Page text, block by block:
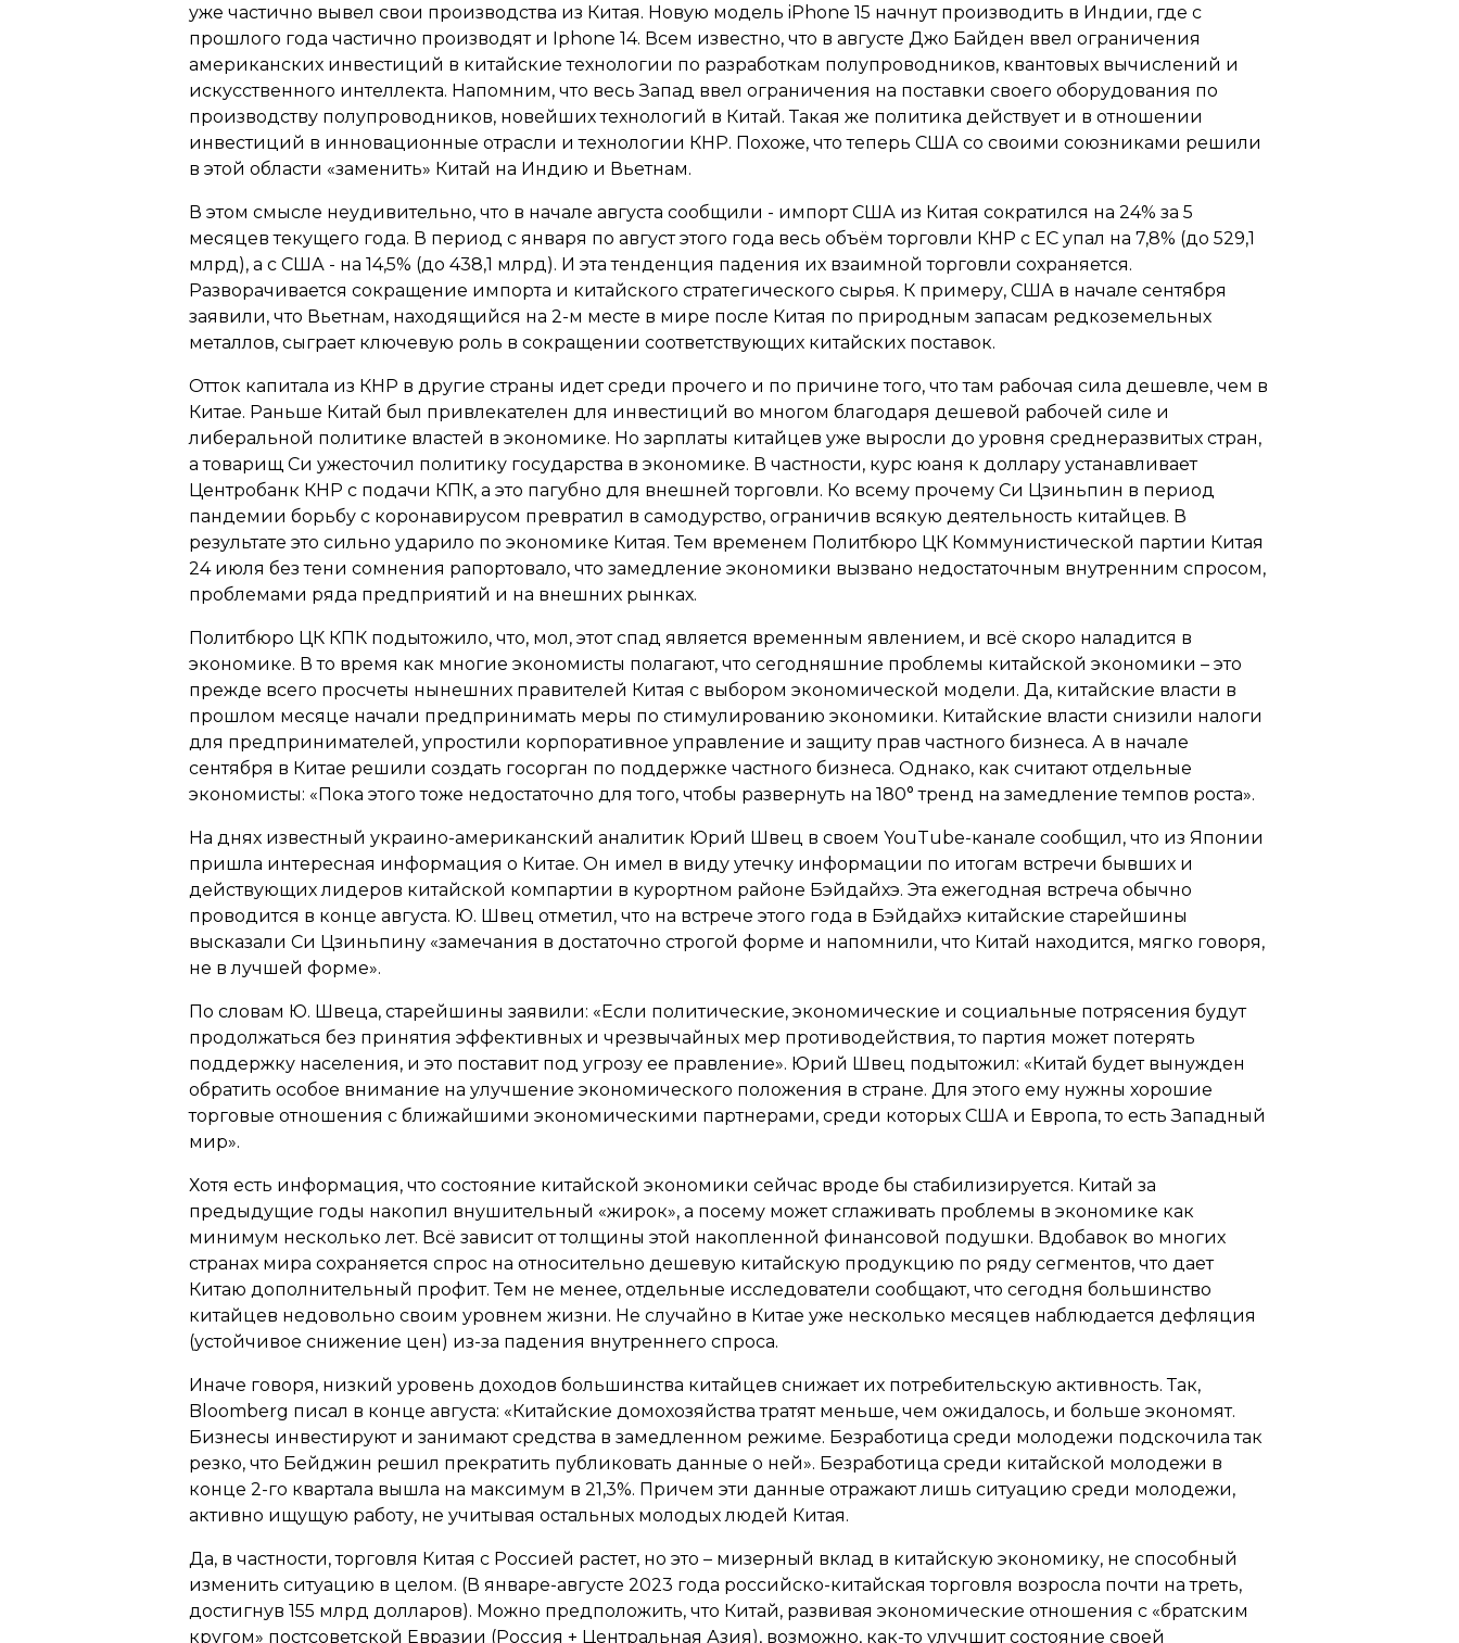
уже частично вывел свои производства из Китая. Новую модель iPhone 15 начнут производить в Индии, где с
прошлого года частично производят и Iphone 14. Всем известно, что в августе Джо Байден ввел ограничения
американских инвестиций в китайские технологии по разработкам полупроводников, квантовых вычислений и
искусственного интеллекта. Напомним, что весь Запад ввел ограничения на поставки своего оборудования по
производству полупроводников, новейших технологий в Китай. Такая же политика действует и в отношении
инвестиций в инновационные отрасли и технологии КНР. Похоже, что теперь США со своими союзниками решили
в этой области «заменить» Китай на Индию и Вьетнам.
В этом смысле неудивительно, что в начале августа сообщили - импорт США из Китая сократился на 24% за 5
месяцев текущего года. В период с января по август этого года весь объём торговли КНР с ЕС упал на 7,8% (до 529,1
млрд), а с США - на 14,5% (до 438,1 млрд). И эта тенденция падения их взаимной торговли сохраняется.
Разворачивается сокращение импорта и китайского стратегического сырья. К примеру, США в начале сентября
заявили, что Вьетнам, находящийся на 2-м месте в мире после Китая по природным запасам редкоземельных
металлов, сыграет ключевую роль в сокращении соответствующих китайских поставок.
Отток капитала из КНР в другие страны идет среди прочего и по причине того, что там рабочая сила дешевле, чем в
Китае. Раньше Китай был привлекателен для инвестиций во многом благодаря дешевой рабочей силе и
либеральной политике властей в экономике. Но зарплаты китайцев уже выросли до уровня среднеразвитых стран,
а товарищ Си ужесточил политику государства в экономике. В частности, курс юаня к доллару устанавливает
Центробанк КНР с подачи КПК, а это пагубно для внешней торговли. Ко всему прочему Си Цзиньпин в период
пандемии борьбу с коронавирусом превратил в самодурство, ограничив всякую деятельность китайцев. В
результате это сильно ударило по экономике Китая. Тем временем Политбюро ЦК Коммунистической партии Китая
24 июля без тени сомнения рапортовало, что замедление экономики вызвано недостаточным внутренним спросом,
проблемами ряда предприятий и на внешних рынках.
Политбюро ЦК КПК подытожило, что, мол, этот спад является временным явлением, и всё скоро наладится в
экономике. В то время как многие экономисты полагают, что сегодняшние проблемы китайской экономики – это
прежде всего просчеты нынешних правителей Китая с выбором экономической модели. Да, китайские власти в
прошлом месяце начали предпринимать меры по стимулированию экономики. Китайские власти снизили налоги
для предпринимателей, упростили корпоративное управление и защиту прав частного бизнеса. А в начале
сентября в Китае решили создать госорган по поддержке частного бизнеса. Однако, как считают отдельные
экономисты: «Пока этого тоже недостаточно для того, чтобы развернуть на 180° тренд на замедление темпов роста».
На днях известный украино-американский аналитик Юрий Швец в своем YouTube-канале сообщил, что из Японии
пришла интересная информация о Китае. Он имел в виду утечку информации по итогам встречи бывших и
действующих лидеров китайской компартии в курортном районе Бэйдайхэ. Эта ежегодная встреча обычно
проводится в конце августа. Ю. Швец отметил, что на встрече этого года в Бэйдайхэ китайские старейшины
высказали Си Цзиньпину «замечания в достаточно строгой форме и напомнили, что Китай находится, мягко говоря,
не в лучшей форме».
По словам Ю. Швеца, старейшины заявили: «Если политические, экономические и социальные потрясения будут
продолжаться без принятия эффективных и чрезвычайных мер противодействия, то партия может потерять
поддержку населения, и это поставит под угрозу ее правление». Юрий Швец подытожил: «Китай будет вынужден
обратить особое внимание на улучшение экономического положения в стране. Для этого ему нужны хорошие
торговые отношения с ближайшими экономическими партнерами, среди которых США и Европа, то есть Западный
мир».
Хотя есть информация, что состояние китайской экономики сейчас вроде бы стабилизируется. Китай за
предыдущие годы накопил внушительный «жирок», а посему может сглаживать проблемы в экономике как
минимум несколько лет. Всё зависит от толщины этой накопленной финансовой подушки. Вдобавок во многих
странах мира сохраняется спрос на относительно дешевую китайскую продукцию по ряду сегментов, что дает
Китаю дополнительный профит. Тем не менее, отдельные исследователи сообщают, что сегодня большинство
китайцев недовольно своим уровнем жизни. Не случайно в Китае уже несколько месяцев наблюдается дефляция
(устойчивое снижение цен) из-за падения внутреннего спроса.
Иначе говоря, низкий уровень доходов большинства китайцев снижает их потребительскую активность. Так,
Bloomberg писал в конце августа: «Китайские домохозяйства тратят меньше, чем ожидалось, и больше экономят.
Бизнесы инвестируют и занимают средства в замедленном режиме. Безработица среди молодежи подскочила так
резко, что Бейджин решил прекратить публиковать данные о ней». Безработица среди китайской молодежи в
конце 2-го квартала вышла на максимум в 21,3%. Причем эти данные отражают лишь ситуацию среди молодежи,
активно ищущую работу, не учитывая остальных молодых людей Китая.
Да, в частности, торговля Китая с Россией растет, но это – мизерный вклад в китайскую экономику, не способный
изменить ситуацию в целом. (В январе-августе 2023 года российско-китайская торговля возросла почти на треть,
достигнув 155 млрд долларов). Можно предположить, что Китай, развивая экономические отношения с «братским
кругом» постсоветской Евразии (Россия + Центральная Азия), возможно, как-то улучшит состояние своей